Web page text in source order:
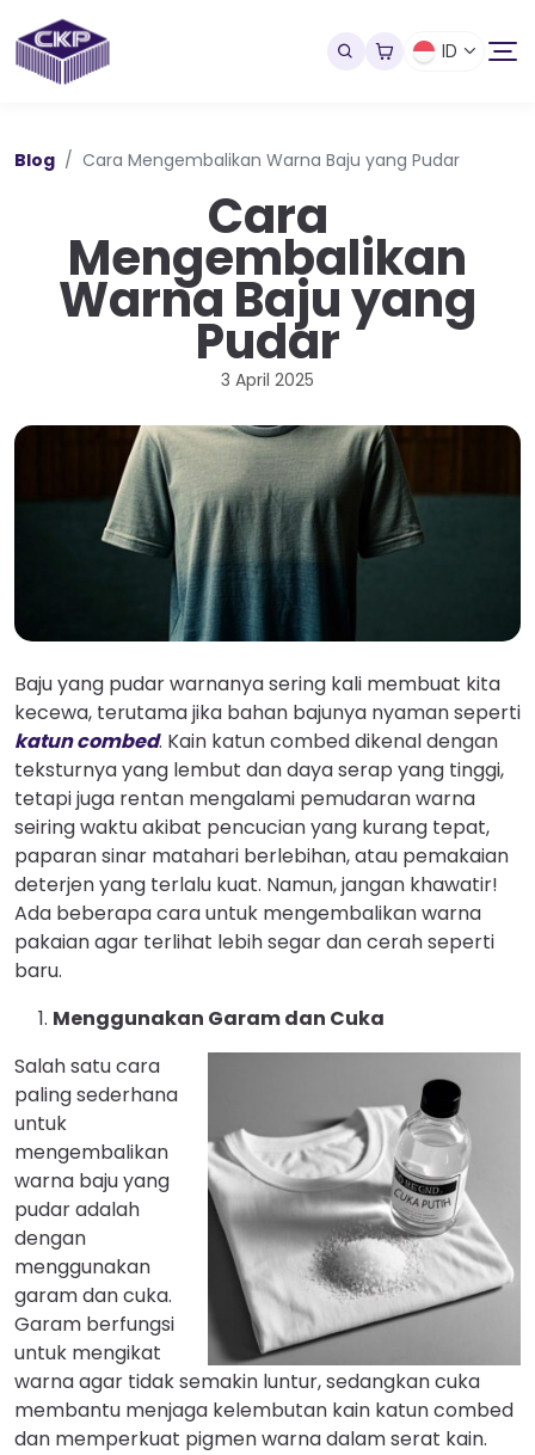
ID
Blog Cara Mengembalikan Warna Baju yang Pudar
Cara
Mengembalikan
Warna Baju yang
Pudar
3 April 2025
Baju yang pudar warnanya sering kali membuat kita
kecewa, terutama jika bahan bajunya nyaman seperti
katun combed. Kain katun combed dikenal dengan
teksturnya yang lembut dan daya serap yang tinggi,
tetapi juga rentan mengalami pemudaran warna
seiring waktu akibat pencucian yang kurang tepat,
paparan sinar matahari berlebihan, atau pemakaian
deterjen yang terlalu kuat. Namun, jangan khawatir!
Ada beberapa cara untuk mengembalikan warna
pakaian agar terlihat lebih segar dan cerah seperti
baru.
Menggunakan Garam dan Cuka
Salah satu cara
paling sederhana
untuk
mengembalikan
warna baju yang
pudar adalah
dengan
menggunakan
garam dan cuka.
Garam berfungsi
untuk mengikat
warna agar tidak semakin luntur, sedangkan cuka
membantu menjaga kelembutan kain katun combed
dan memperkuat pigmen warna dalam serat kain.